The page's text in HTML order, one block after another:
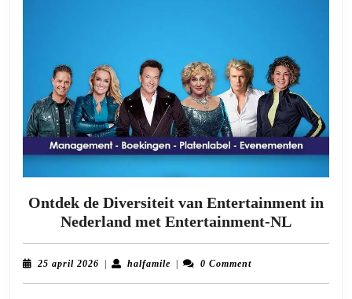
Ontdek de Diversiteit van Entertainment in
Nederland met Entertainment-NLOntdek
de
25 april 2026 25| halfamilehalfamile
| 0 Comment